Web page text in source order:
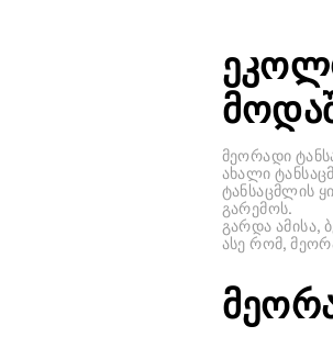
მეორადი
ახალი
ტანსაცმლის
გარემოს.
გარდა ამისა,
ასე რომ,